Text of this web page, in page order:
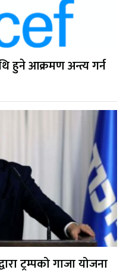
हुने आक्रमण अन्त्य गर्न
ट्रम्पको गाजा योजना